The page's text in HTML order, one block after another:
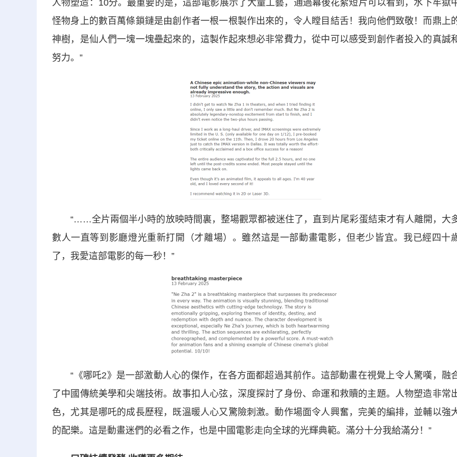
人物塑造：10分。最重要的是，這部電影展示了大量工藝，通過幕後花絮短片可以看到，水下牢獄
怪物身上的數百萬條鎖鏈是由創作者一根一根製作出來的，令人瞠目結舌！我向他們致敬！而鼎上
神樹，是仙人們一塊一塊壘起來的，這製作起來想必非常費力，從中可以感受到創作者投入的真誠
努力。”
“……全片兩個半小時的放映時間裏，整場觀眾都被迷住了，直到片尾彩蛋結束才有人離開，大
數人一直等到影廳燈光重新打開（才離場）。雖然這是一部動畫電影，但老少皆宜。我已經四十
了，我愛這部電影的每一秒！”
“《哪吒2》是一部激動人心的傑作，在各方面都超過其前作。這部動畫在視覺上令人驚嘆，融
了中國傳統美學和尖端技術。故事扣人心弦，深度探討了身份、命運和救贖的主題。人物塑造非常
色，尤其是哪吒的成長歷程，既溫暖人心又驚險刺激。動作場面令人興奮，完美的編排，並輔以強
的配樂。這是動畫迷們的必看之作，也是中國電影走向全球的光輝典範。滿分十分我給滿分！”